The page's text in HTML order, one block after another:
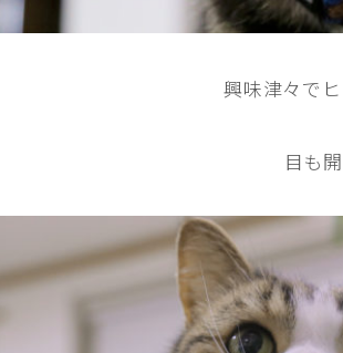
興味津々で
目も